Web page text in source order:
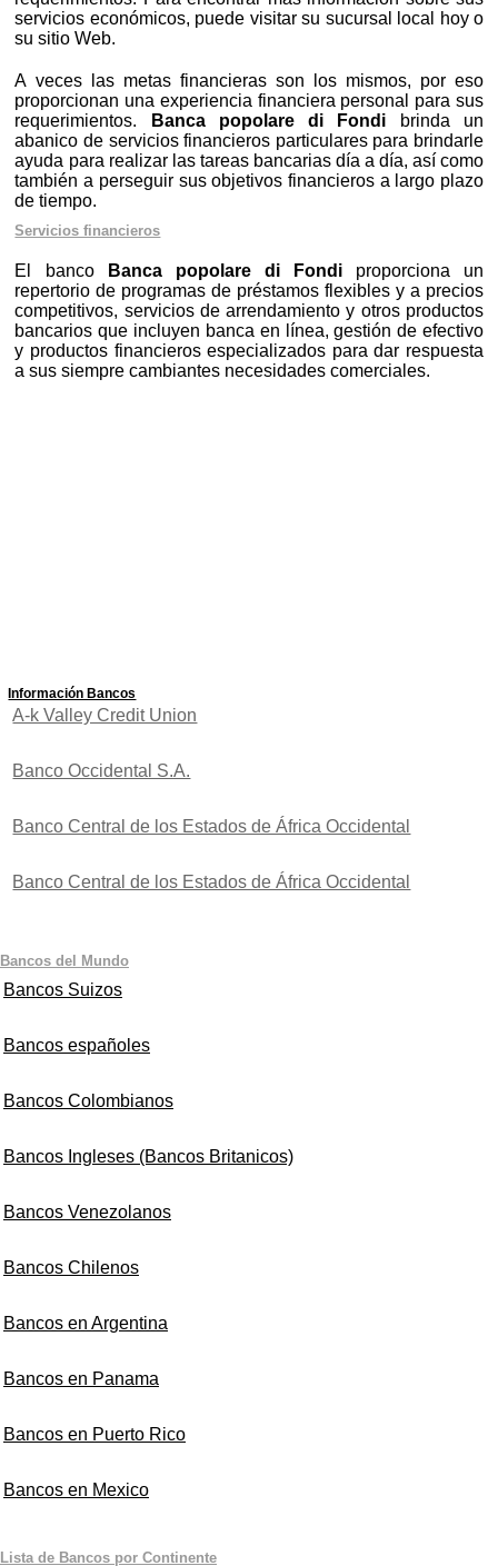
servicios económicos, puede visitar su sucursal local hoy o
su sitio Web.
A veces las metas financieras son los mismos, por eso
proporcionan una experiencia financiera personal para sus
requerimientos.
Banca popolare di Fondi brinda un
abanico de servicios financieros particulares para brindarle
ayuda para realizar las tareas bancarias día a día, así como
también a perseguir sus objetivos financieros a largo plazo
de tiempo.
Servicios financieros
El banco Banca popolare di Fondiproporciona un
repertorio de programas de préstamos flexibles y a precios
competitivos, servicios de arrendamiento y otros productos
bancarios que incluyen banca en línea, gestión de efectivo
y productos financieros especializados para dar respuesta
a sus siempre cambiantes necesidades comerciales.
Información Bancos
A-k Valley Credit Union
Banco Occidental S.A.
Banco Central de los Estados de África Occidental
Banco Central de los Estados de África Occidental
Bancos del Mundo
Bancos Suizos
Bancos españoles
Bancos Colombianos
Bancos Ingleses (Bancos Britanicos)
Bancos Venezolanos
Bancos Chilenos
Bancos en Argentina
Bancos en Panama
Bancos en Puerto Rico
Bancos en Mexico
Lista de Bancos por Continente